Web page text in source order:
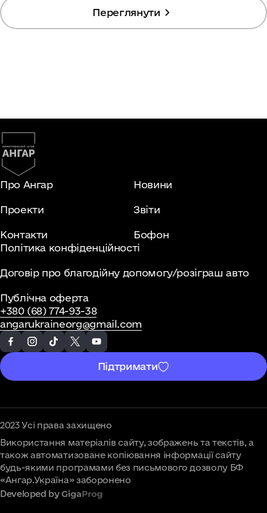
Переглянути
Про Ангар
Проекти
Контакти
Новини
Звіти
Бофон
Політика конфіденційності
Договір про благодійну допомогу/розіграш авто
Публічна оферта
+380 (68) 774-93-38
angarukraineorg@gmail.com
Підтримати
2023 Усі права захищено
Використання матеріалів сайту, зображень та текстів, а
також автоматизоване копіювання інформації сайту
будь-якими програмами без письмового дозволу БФ
«Ангар.Україна» заборонено
Developed by